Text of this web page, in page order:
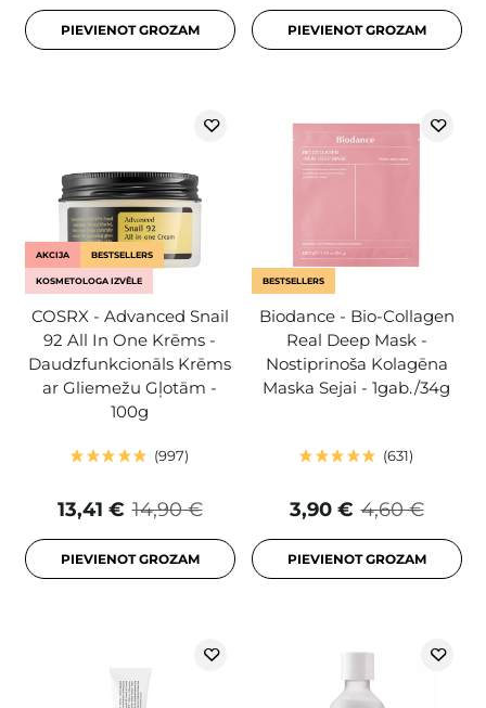
PIEVIENOT GROZAM PIEVIENOT GROZAM
AKCIJA BESTSELLERS
KOSMETOLOGA IZVĒLE
COSRX - Advanced Snail
92 All In One Krēms -
Daudzfunkcionāls Krēms
ar Gliemežu Gļotām -
100g
997
14,90 €
13,41 €
PIEVIENOT GROZAM
BESTSELLERS
Biodance - Bio-Collagen
Real Deep Mask -
Nostiprinoša Kolagēna
Maska Sejai - 1gab./34g
631
4,60 €
3,90 €
PIEVIENOT GROZAM